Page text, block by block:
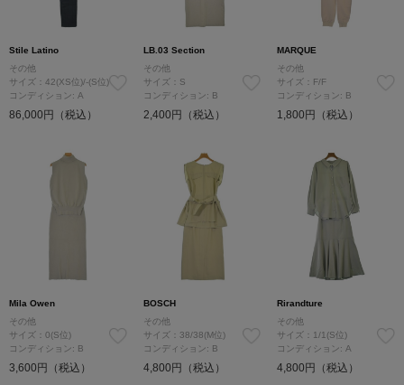
Stile Latino
その他
サイズ：42(XS位)/‐(S位)
コンディション: A
86,000円（税込）
LB.03 Section
その他
サイズ：S
コンディション: B
2,400円（税込）
MARQUE
その他
サイズ：F/F
コンディション: B
1,800円（税込）
Mila Owen
その他
サイズ：0(S位)
コンディション: B
3,600円（税込）
BOSCH
その他
サイズ：38/38(M位)
コンディション: B
4,800円（税込）
Rirandture
その他
サイズ：1/1(S位)
コンディション: A
4,800円（税込）